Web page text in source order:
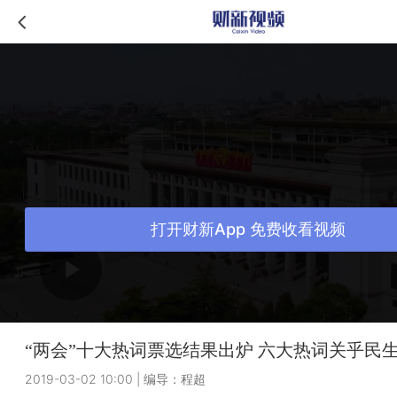
打开财新App 免费收看视频
“两会”十大热词票选结果出炉 六大热词关乎民
2019-03-02 10:00 编导：程超